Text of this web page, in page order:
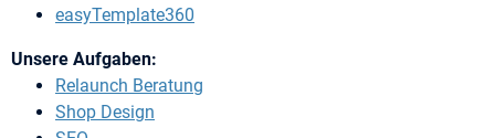
easyTemplate360
Unsere Aufgaben:
Relaunch Beratung
Shop Design